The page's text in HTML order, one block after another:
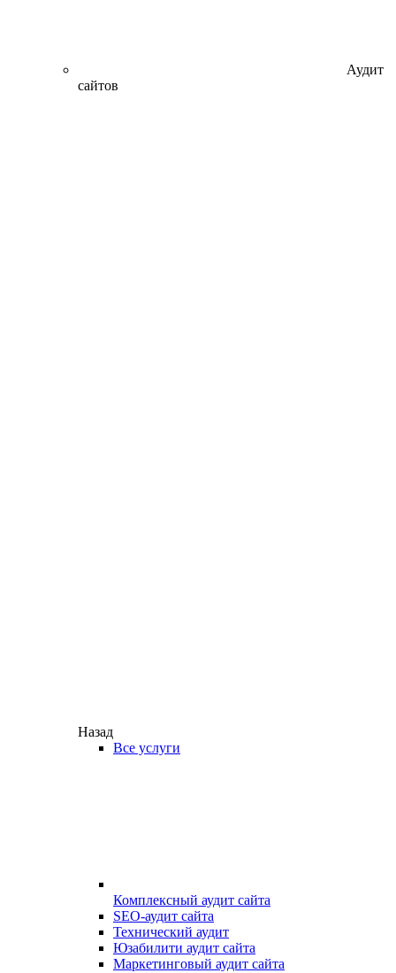
Аудит
сайтов
Назад
Все услуги
Комплексный аудит сайта
SEO-аудит сайта
Технический аудит
Юзабилити аудит сайта
Маркетинговый аудит сайта